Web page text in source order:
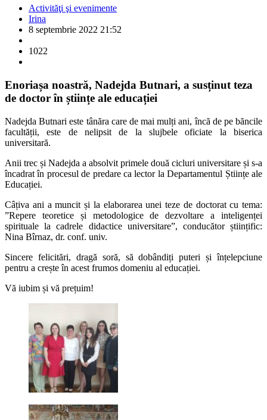
Activităţi şi evenimente
Irina
8 septembrie 2022 21:52
1022
Enoriașa noastră, Nadejda Butnari, a susținut teza
de doctor în științe ale educației
Nadejda Butnari este tânăra care de mai mulți ani, încă de pe băncile
facultății, este de nelipsit de la slujbele oficiate la biserica
universitară.
Anii trec și Nadejda a absolvit primele două cicluri universitare și s-a
încadrat în procesul de predare ca lector la Departamentul Științe ale
Educației.
Câțiva ani a muncit și la elaborarea unei teze de doctorat cu tema:
”Repere teoretice și metodologice de dezvoltare a inteligenței
spirituale la cadrele didactice universitare”, conducător științific:
Nina Bîrnaz, dr. conf. univ.
Sincere felicitări, dragă soră, să dobândiți puteri și înțelepciune
pentru a crește în acest frumos domeniu al educației.
Vă iubim și vă prețuim!